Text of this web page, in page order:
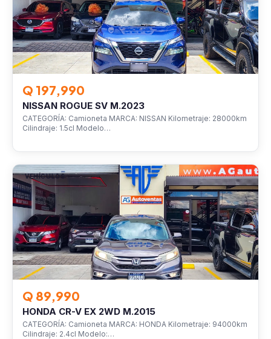
Q 197,990
NISSAN ROGUE SV M.2023
CATEGORÍA: Camioneta MARCA: NISSAN Kilometraje: 28000km
Cilindraje: 1.5cl Modelo…
VEHÍCULOS
Q 89,990
HONDA CR-V EX 2WD M.2015
CATEGORÍA: Camioneta MARCA: HONDA Kilometraje: 94000km
Cilindraje: 2.4cl Modelo:…